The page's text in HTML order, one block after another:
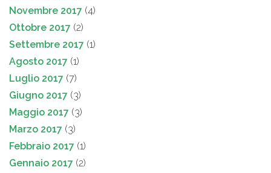
Novembre 2017 (4)
Ottobre 2017 (2)
Settembre 2017 (1)
Agosto 2017 (1)
Luglio 2017 (7)
Giugno 2017 (3)
Maggio 2017 (3)
Marzo 2017 (3)
Febbraio 2017 (1)
Gennaio 2017 (2)